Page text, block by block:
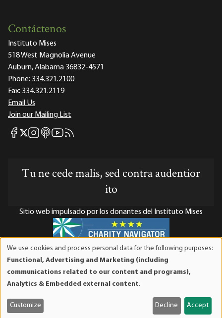
Contáctenos
Instituto Mises
518 West Magnolia Avenue
Auburn, Alabama 36832-4571
Phone: 334.321.2100
Fax: 334.321.2119
Email Us
Join our Mailing List
Mises Facebook
Mises X
Mises Instagram
Mises itunes
Mises Youtube
Mises RSS feed
Tu ne cede malis, sed contra audentior
ito
Sitio web impulsado por los donantes del Instituto Mises
El Instituto Mises es una organización sin fines de lucro 501(c)(3)
exenta de impuestos. Las contribuciones son deducibles de
impuestos en la máxima medida que lo permita la ley. ID Fiscal:
and
cookies
We use cookies and process personal data for the following purposes:
Functional, Advertising and Marketing (including
communications related to our content and programs),
Analytics & Embedded external content.
Customize Decline Accept